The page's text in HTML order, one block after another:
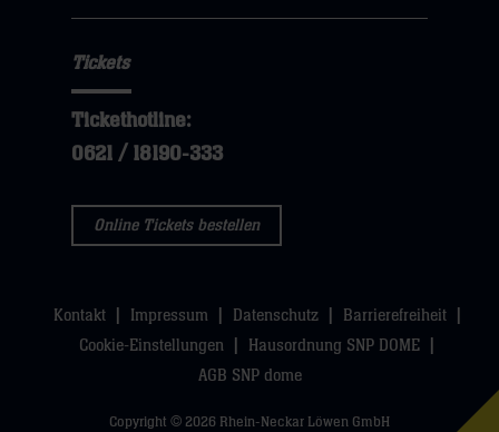
Tickets
Tickethotline:
0621 / 18190-333
Online Tickets bestellen
Kontakt Impressum Datenschutz
Barrierefreiheit
Cookie-Einstellungen
Hausordnung SNP DOME
AGB SNP dome
Copyright © 2026 Rhein-Neckar Löwen GmbH